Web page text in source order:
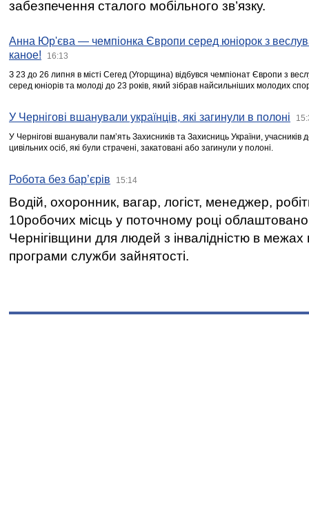
забезпечення сталого мобільного зв’язку.
Анна Юр'єва — чемпіонка Європи серед юніорок з
каное!
16:13
З 23 до 26 липня в місті Сегед (Угорщина) відбувся чемпіонат Європи з
серед юніорів та молоді до 23 років, який зібрав найсильніших молодих
У Чернігові вшанували українців, які загинули в полоні
У Чернігові вшанували пам’ять Захисників та Захисниць України,
цивільних осіб, які були страчені, закатовані або загинули у полоні.
Робота без бар’єрів 15:14
Водій, охоронник, вагар, логіст, менеджер,
10робочих місць у поточному році
Чернігівщини для людей з інвалідністю в межах
програми служби зайнятості.